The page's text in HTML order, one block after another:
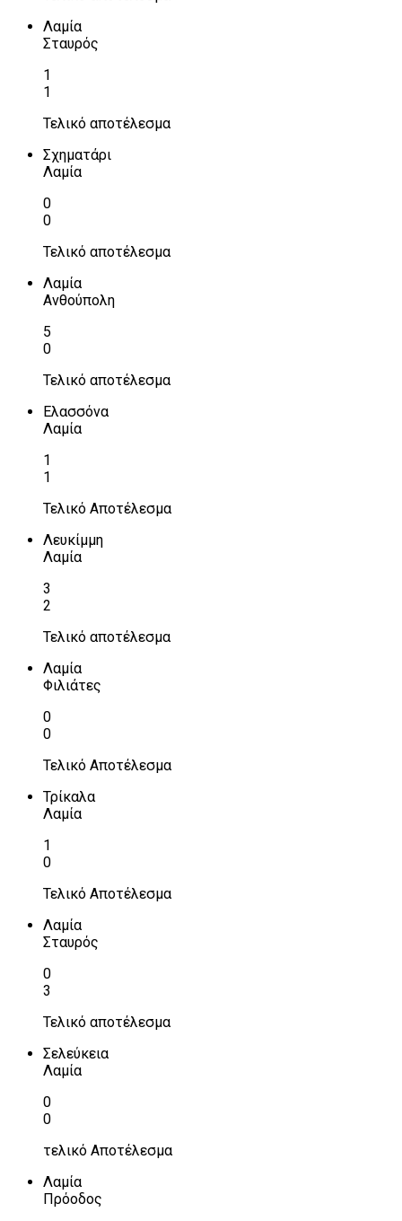
Λαμία
Σταυρός
1
1
Τελικό αποτέλεσμα
Σχηματάρι
Λαμία
0
0
Τελικό αποτέλεσμα
Λαμία
Ανθούπολη
5
0
Τελικό αποτέλεσμα
Ελασσόνα
Λαμία
1
1
Τελικό Αποτέλεσμα
Λευκίμμη
Λαμία
3
2
Τελικό αποτέλεσμα
Λαμία
Φιλιάτες
0
0
Τελικό Αποτέλεσμα
Τρίκαλα
Λαμία
1
0
Τελικό Αποτέλεσμα
Λαμία
Σταυρός
0
3
Τελικό αποτέλεσμα
Σελεύκεια
Λαμία
0
0
τελικό Αποτέλεσμα
Λαμία
Πρόοδος